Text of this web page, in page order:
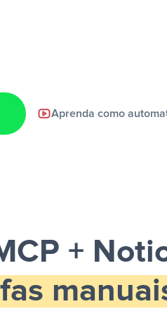
Aprenda como
+